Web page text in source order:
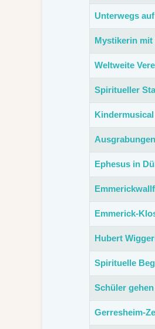
Unterwegs
Mystikerin mit
Weltweite
Spiritueller
Ephesus in
Emmerick-
Hubert
Spirituelle
Schüler
Gerresheim-